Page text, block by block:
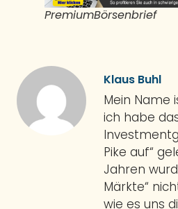
PremiumBörsenbrief
Klaus Buhl
Mein Name
ich habe
Pike auf“
Jahren
Märkte“
wie es uns